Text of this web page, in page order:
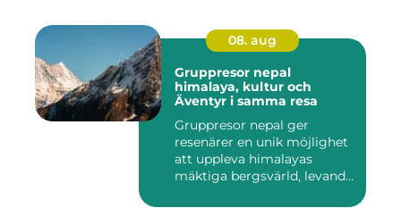
08. aug
Gruppresor nepal
himalaya, kultur och
Äventyr i samma resa
Gruppresor nepal ger
resenärer en unik möjlighet
att uppleva himalayas
mäktiga bergsvärld, levande